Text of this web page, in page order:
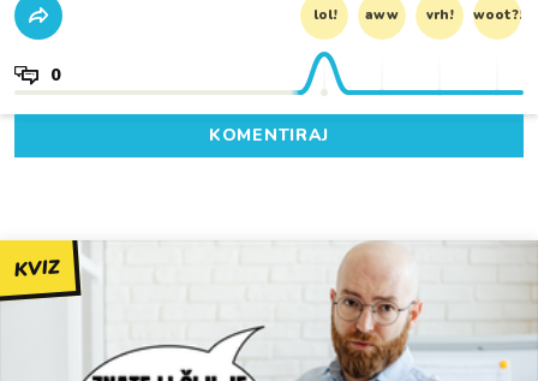
lol! aww vrh! woot?!
0
KOMENTIRAJ
KVIZ